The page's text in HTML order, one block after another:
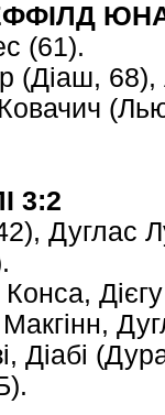
(61).
(Діаш, 68),
3:2
Дуглас
Конса,
Діабі